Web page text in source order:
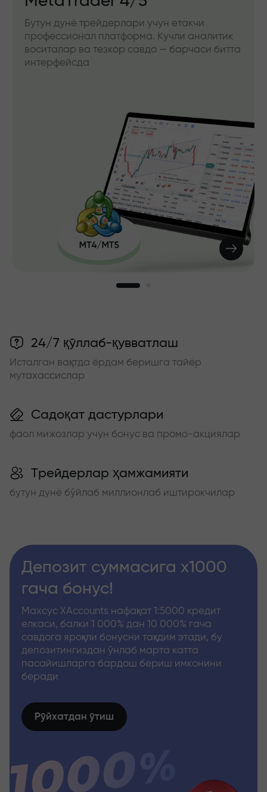
Бутун дунё трейдерлари учун етакчи
профессионал платформа. Кучли аналитик
воситалар ва тезкор савдо — барчаси битта
интерфейсда
24/7 қўллаб-қувватлаш
Исталган вақтда ёрдам беришга тайёр
мутахассислар
Садоқат дастурлари
фаол мижозлар учун бонус ва промо-акциялар
Трейдерлар ҳамжамияти
бутун дунё бўйлаб миллионлаб иштирокчилар
Депозит суммасига x1000
гача бонус!
Махсус XAccounts нафақат 1:5000 кредит
елкаси, балки 1 000% дан 10 000% гача
савдога яроқли бонусни тақдим этади, бу
депозитингиздан ўнлаб марта катта
пасайишларга бардош бериш имконини
беради
Рўйхатдан ўтиш